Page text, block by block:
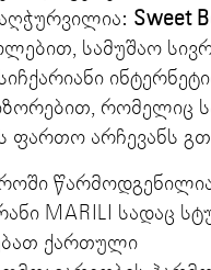
Sweet
სამუშაო
რომელიც
ფართო არჩევანს
MARILI სადაც
ქართული